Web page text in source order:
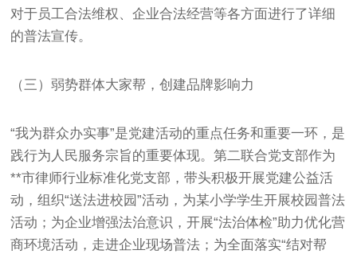
对于员工合法维权、企业合法经营等各方面进行了详细
的普法宣传。
（三）弱势群体大家帮，创建品牌影响力
“我为群众办实事”是党建活动的重点任务和重要一环，是
践行为人民服务宗旨的重要体现。第二联合党支部作为
**市律师行业标准化党支部，带头积极开展党建公益活
动，组织“送法进校园”活动，为某小学学生开展校园普法
活动；为企业增强法治意识，开展“法治体检”助力优化营
商环境活动，走进企业现场普法；为全面落实“结对帮